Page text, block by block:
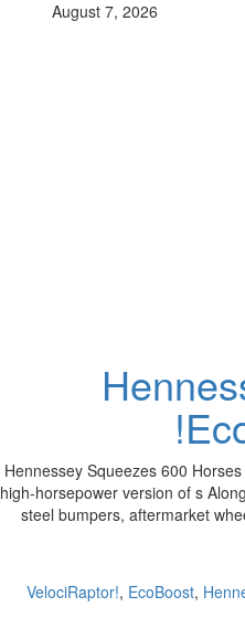
August 7, 2026
Hennessey Squeezes 600
high-horsepower version of s
steel bumpers, aftermarket
, EcoBoost,